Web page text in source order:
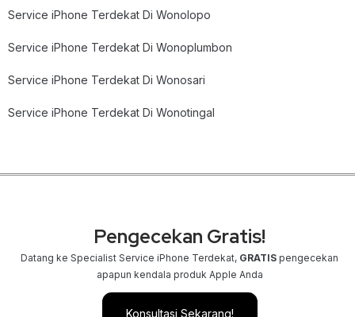
Service iPhone Terdekat Di Wonolopo
Service iPhone Terdekat Di Wonoplumbon
Service iPhone Terdekat Di Wonosari
Service iPhone Terdekat Di Wonotingal
Pengecekan Gratis!
Datang ke Specialist Service iPhone Terdekat, GRATIS pengecekan
apapun kendala produk Apple Anda
Konsultasi Sekarang!